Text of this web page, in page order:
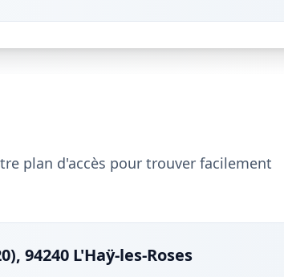
plan d'accès pour trouver facilement
94240 L'Haÿ-les-Roses